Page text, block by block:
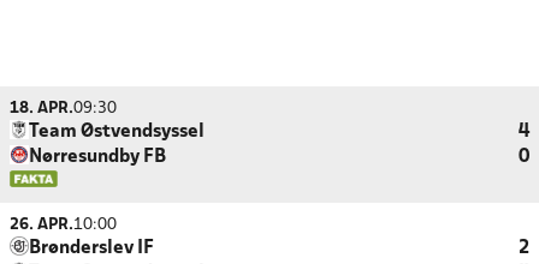
18. APR.09:30
Team Østvendsyssel
4
Nørresundby FB
0
26. APR.10:00
Brønderslev IF
2